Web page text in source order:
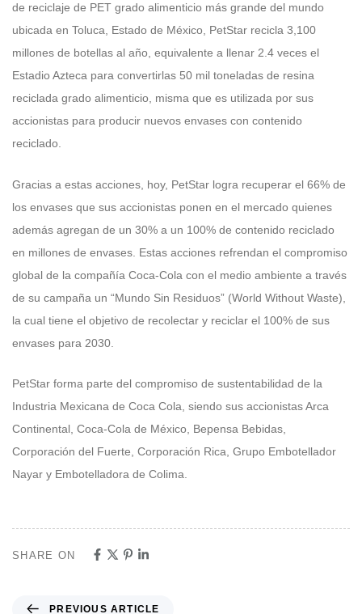
de reciclaje de PET grado alimenticio más grande del mundo
ubicada en Toluca, Estado de México, PetStar recicla 3,100
millones de botellas al año, equivalente a llenar 2.4 veces el
Estadio Azteca para convertirlas 50 mil toneladas de resina
reciclada grado alimenticio, misma que es utilizada por sus
accionistas para producir nuevos envases con contenido
reciclado.
Gracias a estas acciones, hoy, PetStar logra recuperar el 66% de
los envases que sus accionistas ponen en el mercado quienes
además agregan de un 30% a un 100% de contenido reciclado
en millones de envases. Estas acciones refrendan el compromiso
global de la compañía Coca-Cola con el medio ambiente a través
de su campaña un “Mundo Sin Residuos” (World Without Waste),
la cual tiene el objetivo de recolectar y reciclar el 100% de sus
envases para 2030.
PetStar forma parte del compromiso de sustentabilidad de la
Industria Mexicana de Coca Cola, siendo sus accionistas Arca
Continental, Coca-Cola de México, Bepensa Bebidas,
Corporación del Fuerte, Corporación Rica, Grupo Embotellador
Nayar y Embotelladora de Colima.
SHARE ON
PREVIOUS ARTICLE